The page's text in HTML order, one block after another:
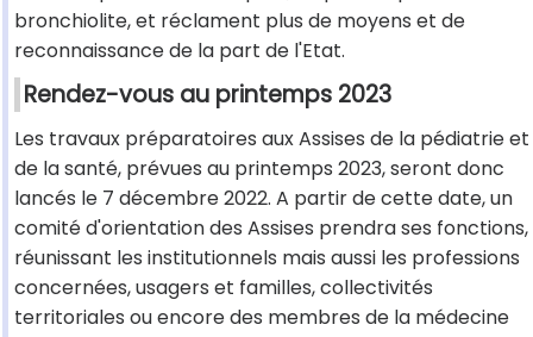
bronchiolite, et réclament plus de moyens et de
reconnaissance de la part de l'Etat.
Rendez-vous au printemps 2023
Les travaux préparatoires aux Assises de la pédiatrie et
de la santé, prévues au printemps 2023, seront donc
lancés le 7 décembre 2022. A partir de cette date, un
comité d'orientation des Assises prendra ses fonctions,
réunissant les institutionnels mais aussi les professions
concernées, usagers et familles, collectivités
territoriales ou encore des membres de la médecine